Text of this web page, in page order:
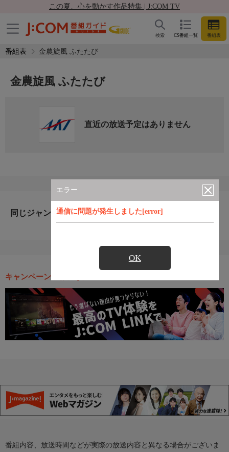
この夏、心を動かす作品特集 | J:COM TV
CS番組一覧 番組表
検索
番組表 金農旋風 ふたたび
エラー
通信に問題が発生しました[error]
OK
金農旋風 ふたたび
直近の放送予定はありません
同じジャンルのおすすめ番組
キャンペーン・お得な情報
番組内容、放送時間などが実際の放送内容と異なる場合がございま